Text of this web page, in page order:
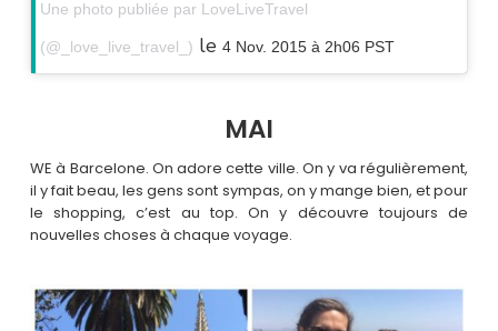
Une photo publiée par LoveLiveTravel
(@_love_live_travel_) le 4 Nov. 2015 à 2h06 PST
MAI
WE à Barcelone. On adore cette ville. On y va régulièrement,
il y fait beau, les gens sont sympas, on y mange bien, et pour
le shopping, c’est au top. On y découvre toujours de
nouvelles choses à chaque voyage.